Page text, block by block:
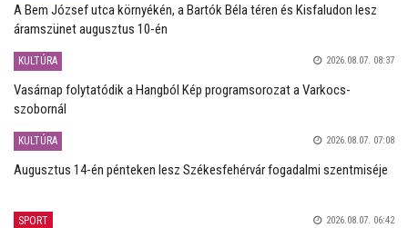
A Bem József utca környékén, a Bartók Béla téren és Kisfaludon lesz
áramszünet augusztus 10-én
KULTÚRA 2026.08.07. 08:37
Vasárnap folytatódik a Hangból Kép programsorozat a Varkocs-
szobornál
KULTÚRA 2026.08.07. 07:08
Augusztus 14-én pénteken lesz Székesfehérvár fogadalmi szentmiséje
SPORT 2026.08.07. 06:42